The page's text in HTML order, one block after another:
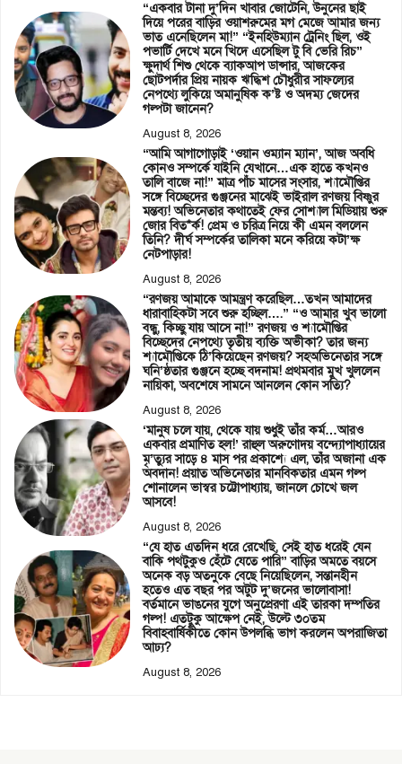
“একবার টানা দু’দিন খাবার জোটেনি, উনুনের ছাই
দিয়ে পরের বাড়ির ওয়াশরুমের মগ মেজে আমার জন্য
ভাত এনেছিলেন মা!” “ইনহিউম্যান ট্রেনিং ছিল, ওই
পভার্টি দেখে মনে খিদে এসেছিল টু বি ভেরি রিচ”
ক্ষুদার্থ শিশু থেকে ব্যাকআপ ডান্সার, আজকের
ছোটপর্দার প্রিয় নায়ক ঋদ্ধিশ চৌধুরীর সাফল্যের
নেপথ্যে লুকিয়ে অমানুষিক ক’ষ্ট ও অদম্য জেদের
গল্পটা জানেন?
August 8, 2026
“আমি আগাগোড়াই ‘ওয়ান ওম্যান ম্যান’, আজ অবধি
কোনও সম্পর্কে যাইনি যেখানে…এক হাতে কখনও
তালি বাজে না!” মাত্র পাঁচ মাসের সংসার, শ্যামৌপ্তির
সঙ্গে বিচ্ছেদের গুঞ্জনের মাঝেই ভাইরাল রণজয় বিষ্ণুর
মন্তব্য! অভিনেতার কথাতেই ফের সোশ্যাল মিডিয়ায় শুরু
জোর বিত*র্ক! প্রেম ও চরিত্র নিয়ে কী এমন বললেন
তিনি? দীর্ঘ সম্পর্কের তালিকা মনে করিয়ে কটা’ক্ষ
নেটপাড়ার!
August 8, 2026
“রণজয় আমাকে আমন্ত্রণ করেছিল…তখন আমাদের
ধারাবাহিকটা সবে শুরু হচ্ছিল….” “ও আমার খুব ভালো
বন্ধু, কিচ্ছু যায় আসে না!” রণজয় ও শ্যামৌপ্তির
বিচ্ছেদের নেপথ্যে তৃতীয় ব্যক্তি অভীকা? তার জন্য
শ্যামৌপ্তিকে ঠি’কিয়েছেন রণজয়? সহঅভিনেতার সঙ্গে
ঘনি’ষ্ঠতার গুঞ্জনে হচ্ছে বদনাম! প্রথমবার মুখ খুললেন
নায়িকা, অবশেষে সামনে আনলেন কোন সত্যি?
August 8, 2026
‘মানুষ চলে যায়, থেকে যায় শুধুই তাঁর কর্ম…আরও
একবার প্রমাণিত হল!’ রাহুল অরুণোদয় বন্দ্যোপাধ্যায়ের
মৃ’ত্যুর সাড়ে ৪ মাস পর প্রকাশ্যে এল, তাঁর অজানা এক
অবদান! প্রয়াত অভিনেতার মানবিকতার এমন গল্প
শোনালেন ভাস্বর চট্টোপাধ্যায়, জানলে চোখে জল
আসবে!
August 8, 2026
“যে হাত এতদিন ধরে রেখেছি, সেই হাত ধরেই যেন
বাকি পথটুকুও হেঁটে যেতে পারি” বাড়ির অমতে বয়সে
অনেক বড় অতনুকে বেছে নিয়েছিলেন, সন্তানহীন
হতেও এত বছর পর অটুট দু’জনের ভালোবাসা!
বর্তমানে ভাঙনের যুগে অনুপ্রেরণা এই তারকা দম্পতির
গল্প! এতটুকু আক্ষেপ নেই, উল্টে ৩০তম
বিবাহবার্ষিকীতে কোন উপলব্ধি ভাগ করলেন অপরাজিতা
আঢ্য?
August 8, 2026